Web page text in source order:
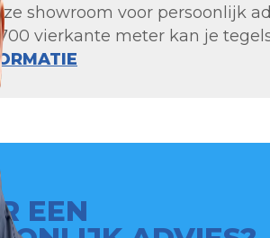
showroom voor persoonlijk
vierkante meter kan je
EEN